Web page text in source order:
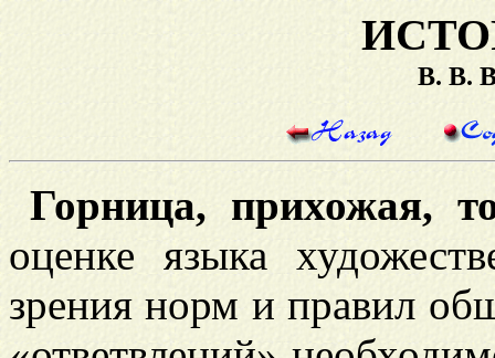
В. В.
Горница, прихожая,
оценке языка
зрения норм и правил